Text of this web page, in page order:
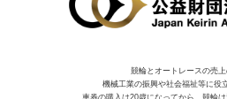
競輪とオートレースの売上
機械⼯業の振興や社会福祉等に役
車券の購入は20歳になってから。競輪は